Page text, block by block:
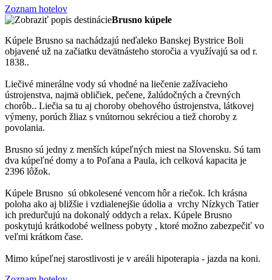
Zoznam hotelov
Brusno kúpele
Kúpele Brusno sa nachádzajú neďaleko Banskej Bystrice Boli
objavené už na začiatku devätnásteho storočia a využívajú sa od r.
1838..
Liečivé minerálne vody sú vhodné na liečenie zažívacieho
ústrojenstva, najmä obličiek, pečene, žalúdočných a črevných
chorôb.. Liečia sa tu aj choroby obehového ústrojenstva, látkovej
výmeny, porúch žliaz s vnútornou sekréciou a tiež choroby z
povolania.
Brusno sú jedny z menších kúpeľných miest na Slovensku. Sú tam
dva kúpeľné domy a to Poľana a Paula, ich celková kapacita je
2396 lôžok.
Kúpele Brusno sú obkolesené vencom hôr a riečok. Ich krásna
poloha ako aj bližšie i vzdialenejšie údolia a vrchy Nízkych Tatier
ich predurčujú na dokonalý oddych a relax. Kúpele Brusno
poskytujú krátkodobé wellness pobyty , ktoré možno zabezpečiť vo
veľmi krátkom čase.
Mimo kúpeľnej starostlivosti je v areáli hipoterapia - jazda na koni.